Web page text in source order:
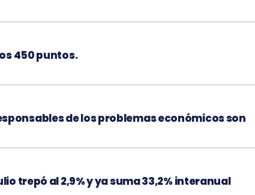
450 puntos.
de los problemas económicos son
trepó al 2,9% y ya suma 33,2% interanual